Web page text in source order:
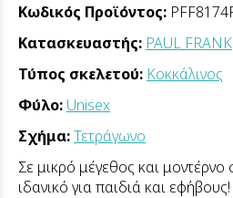
Κωδικός Προϊόντος:
Κατασκευαστής: PAUL FRANK
Τύπος σκελετού: Κοκκάλινος
Φύλο: Unisex
Σχήμα:Τετράγωνο
Σε μικρό μέγεθος και
ιδανικό για παιδιά και εφήβους!